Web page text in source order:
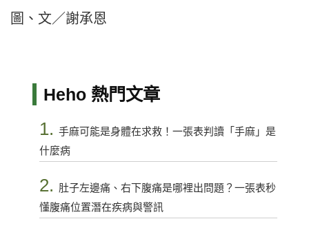
圖、文／謝承恩
Heho 熱門文章
1. 手麻可能是身體在求救！一張表判讀「手麻」是
什麼病
2. 肚子左邊痛、右下腹痛是哪裡出問題？一張表秒
懂腹痛位置潛在疾病與警訊